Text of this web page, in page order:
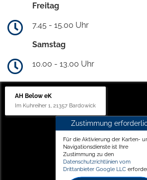
Freitag
7.45 - 15.00 Uhr
Samstag
10.00 - 13.00 Uhr
AH Below eK
Im Kuhreiher 1, 21357 Bardowick
Zustimmung
Für die Aktivierung der Karten-
Navigationsdienste ist Ihre
Zustimmung zu den
Datenschutzrichtlinien vom
Drittanbieter Google LLC